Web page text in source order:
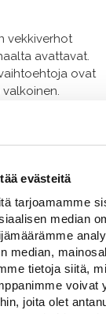
evästeitä
tarjoamamme
median
median,
tietoja siitä,
voivat
joita olet
vekkiverhot
avattavat.
ovat
haluamallasi
olevaa kaidetta
ja lasittaa auki
uusia kaiteta
jonka päälle
lasitukset.